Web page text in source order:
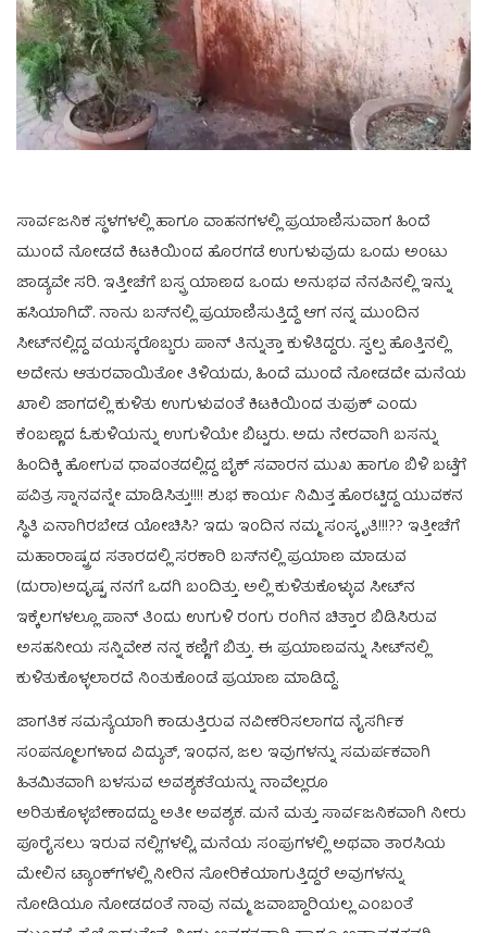
ಸಾರ್ವಜನಿಕ ಸ್ಥಳಗಳಲ್ಲಿ ಹಾಗೂ ವಾಹನಗಳಲ್ಲಿ ಪ್ರಯಾಣಿಸುವಾಗ ಹಿಂದೆ
ಮುಂದೆ ನೋಡದೆ ಕಿಟಕಿಯಿಂದ ಹೊರಗಡೆ ಉಗುಳುವುದು ಒಂದು ಅಂಟು
ಜಾಡ್ಯವೇ ಸರಿ. ಇತ್ತೀಚೆಗೆ ಬಸ್ಪ್ರ ಯಾಣದ ಒಂದು ಅನುಭವ ನೆನಪಿನಲ್ಲಿ ಇನ್ನು
ಹಸಿಯಾಗಿದೆೆ. ನಾನು ಬಸ್‌ನಲ್ಲಿ ಪ್ರಯಾಣಿಸುತ್ತಿದ್ದೆ ಆಗ ನನ್ನ ಮುಂದಿನ
ಸೀಟ್‌ನಲ್ಲಿದ್ದ ವಯಸ್ಕರೊಬ್ಬರು ಪಾನ್ ತಿನ್ನುತ್ತಾ ಕುಳಿತಿದ್ದರು. ಸ್ವಲ್ಪ ಹೊತ್ತಿನಲ್ಲಿ
ಅದೇನು ಆತುರವಾಯಿತೋ ತಿಳಿಯದು, ಹಿಂದೆ ಮುಂದೆ ನೋಡದೇ ಮನೆಯ
ಖಾಲಿ ಜಾಗದಲ್ಲಿ ಕುಳಿತು ಉಗುಳುವಂತೆ ಕಿಟಕಿಯಿಂದ ತುಪುಕ್ ಎಂದು
ಕೆಂಬಣ್ಣದ ಓಕುಳಿಯನ್ನು ಉಗುಳಿಯೇ ಬಿಟ್ಟರು. ಅದು ನೇರವಾಗಿ ಬಸನ್ನು
ಹಿಂದಿಕ್ಕಿ ಹೋಗುವ ಧಾವಂತದಲ್ಲಿದ್ದ ಬೈಕ್ ಸವಾರನ ಮುಖ ಹಾಗೂ ಬಿಳಿ ಬಟ್ಟೆಗೆ
ಪವಿತ್ರ ಸ್ನಾನವನ್ನೇ ಮಾಡಿಸಿತ್ತು!!!! ಶುಭ ಕಾರ್ಯ ನಿಮಿತ್ತ ಹೊರಟ್ಟಿದ್ದ ಯುವಕನ
ಸ್ಥಿತಿ ಏನಾಗಿರಬೇಡ ಯೋಚಿಸಿ? ಇದು ಇಂದಿನ ನಮ್ಮ ಸಂಸ್ಕೃತಿ!!!?? ಇತ್ತೀಚೆಗೆ
ಮಹಾರಾಷ್ಟ್ರದ ಸತಾರದಲ್ಲಿ ಸರಕಾರಿ ಬಸ್‌ನಲ್ಲಿ ಪ್ರಯಾಣ ಮಾಡುವ
(ದುರಾ)ಅದೃಷ್ಟ ನನಗೆ ಒದಗಿ ಬಂದಿತ್ತು. ಅಲ್ಲಿ ಕುಳಿತುಕೊಳ್ಳುವ ಸೀಟ್‌ನ
ಇಕ್ಕೆಲಗಳಲ್ಲೂ ಪಾನ್ ತಿಂದು ಉಗುಳಿ ರಂಗು ರಂಗಿನ ಚಿತ್ತಾರ ಬಿಡಿಸಿರುವ
ಅಸಹನೀಯ ಸನ್ನಿವೇಶ ನನ್ನ ಕಣ್ಣಿಗೆ ಬಿತ್ತು. ಈ ಪ್ರಯಾಣವನ್ನು ಸೀಟ್‌ನಲ್ಲಿ
ಕುಳಿತುಕೊಳ್ಳಲಾರದೆ ನಿಂತುಕೊಂಡೆ ಪ್ರಯಾಣ ಮಾಡಿದ್ದೆ.
ಜಾಗತಿಕ ಸಮಸ್ಯೆಯಾಗಿ ಕಾಡುತ್ತಿರುವ ನವೀಕರಿಸಲಾಗದ ನೈಸರ್ಗಿಕ
ಸಂಪನ್ಮೂಲಗಳಾದ ವಿದ್ಯುತ್, ಇಂಧನ, ಜಲ ಇವುಗಳನ್ನು ಸಮರ್ಪಕವಾಗಿ
ಹಿತಮಿತವಾಗಿ ಬಳಸುವ ಅವಶ್ಯಕತೆಯನ್ನು ನಾವೆಲ್ಲರೂ
ಅರಿತುಕೊಳ್ಳಬೇಕಾದದ್ದು ಅತೀ ಅವಶ್ಯಕ. ಮನೆ ಮತ್ತು ಸಾರ್ವಜನಿಕವಾಗಿ ನೀರು
ಪೂರೈಸಲು ಇರುವ ನಲ್ಲಿಗಳಲ್ಲಿ, ಮನೆಯ ಸಂಪುಗಳಲ್ಲಿ ಅಥವಾ ತಾರಸಿಯ
ಮೇಲಿನ ಟ್ಯಾಂಕ್‌ಗಳಲ್ಲಿ ನೀರಿನ ಸೋರಿಕೆಯಾಗುತ್ತಿದ್ದರೆ ಅವುಗಳನ್ನು
ನೋಡಿಯೂ ನೋಡದಂತೆ ನಾವು ನಮ್ಮ ಜವಾಬ್ದಾರಿಯಲ್ಲ ಎಂಬಂತೆ